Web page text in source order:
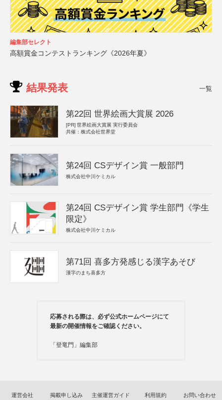
編集部セレクト
高額賞金コンテストランキング《2026年夏》
結果発表 一覧
第22回 世界絵画大賞展 2026
[PR] 世界絵画大賞展 実行委員会
共催：株式会社世界堂
第24回 CSデザイン賞 一般部門
株式会社中川ケミカル
第24回 CSデザイン賞 学生部門《学生
限定》
株式会社中川ケミカル
第71回 喜多方発感じる漢字あそび
漢字のまち喜多方
応募される際は、必ず公式ホームページにて
最新の開催情報をご確認ください。
「登竜門」編集部
運営会社 掲載申し込み 主催運営ガイド 利用規約 お問い合わせ